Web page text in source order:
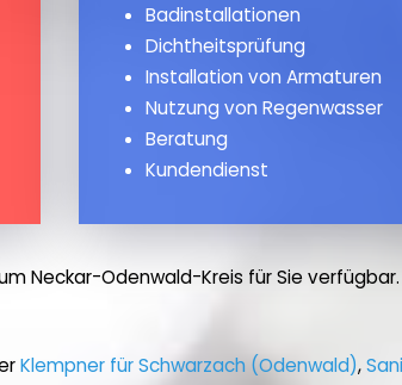
Badinstallationen
Dichtheitsprüfung
Installation von Armaturen
Nutzung von Regenwasser
Beratung
Kundendienst
Neckar-Odenwald-Kreis für Sie verfügbar.
Klempner für Schwarzach (Odenwald),